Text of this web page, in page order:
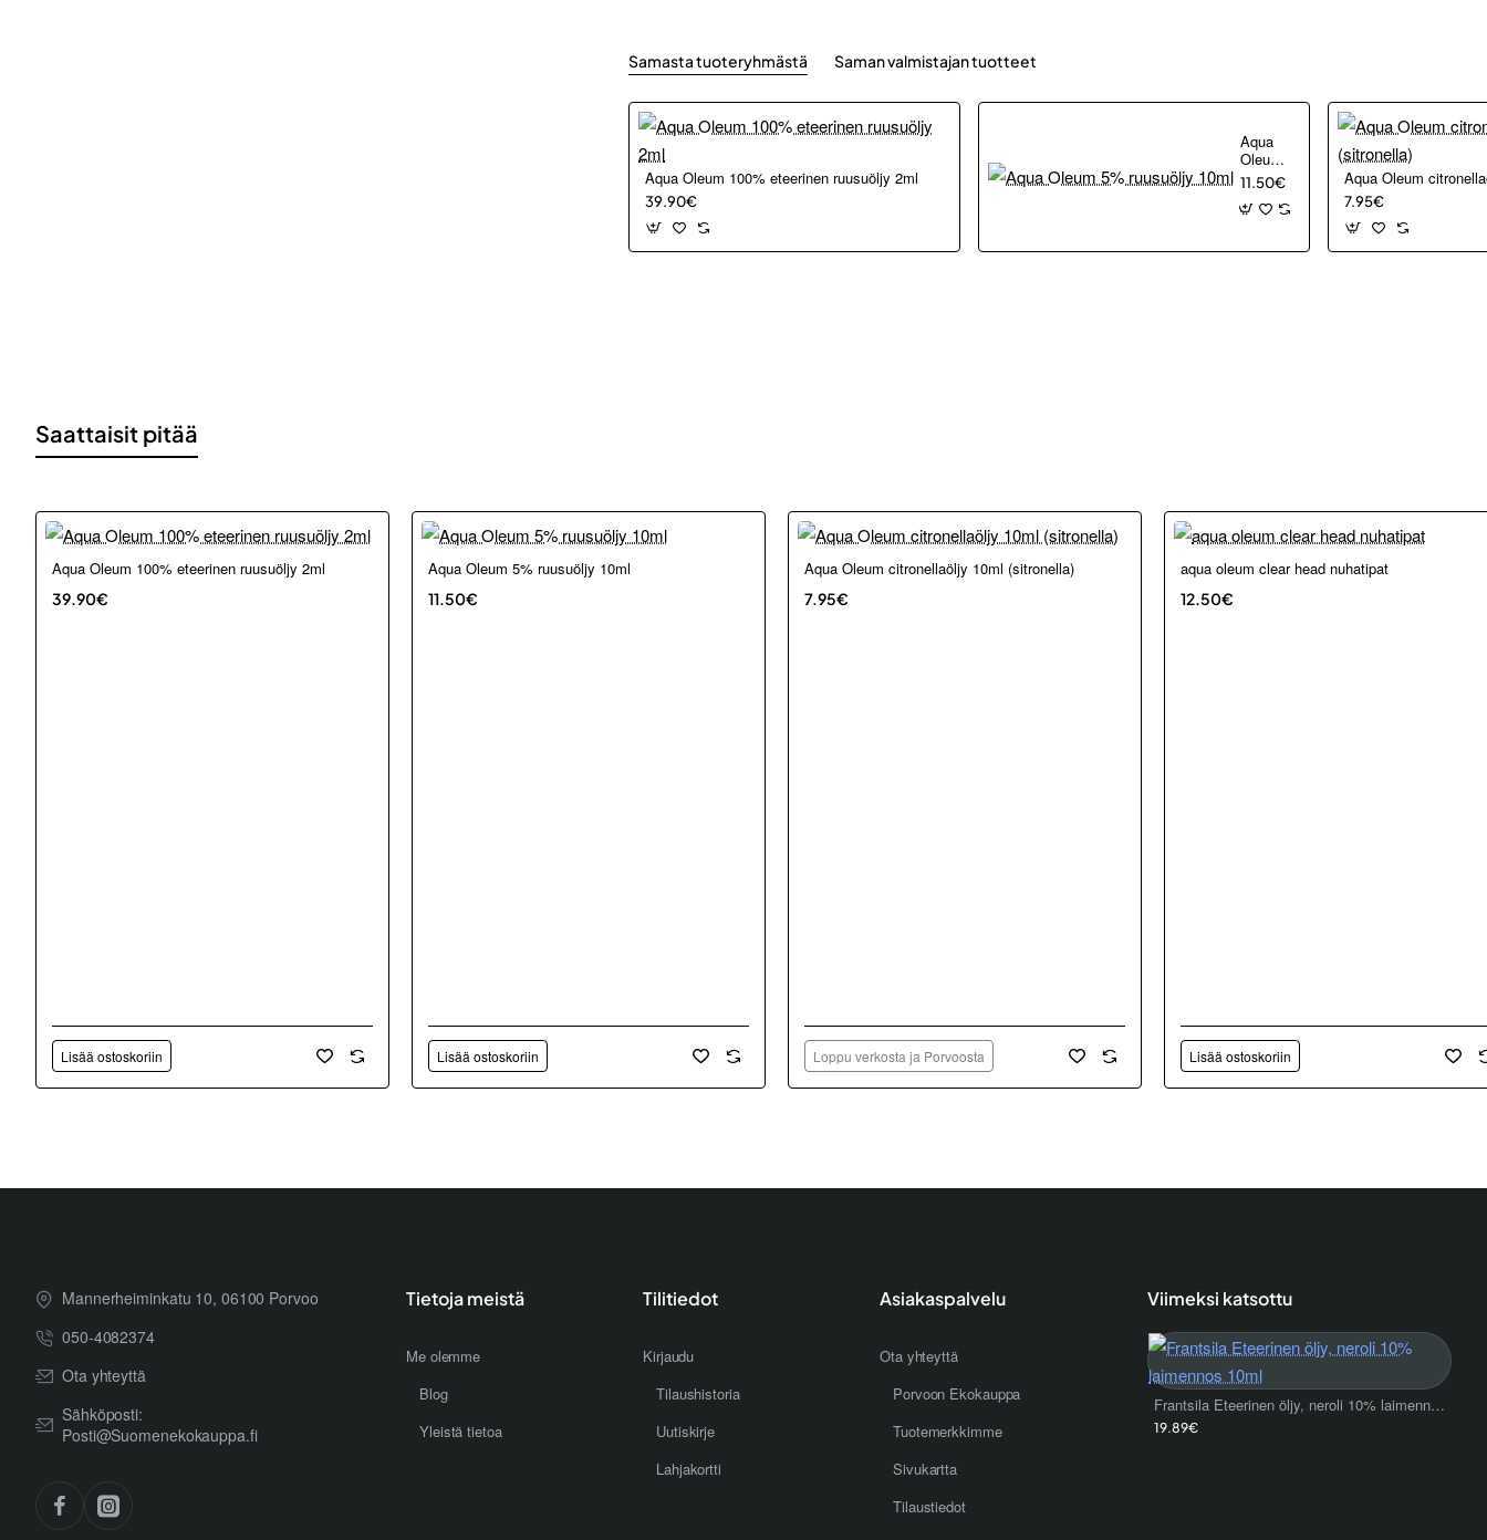
Samasta tuoteryhmästä Saman valmistajan tuotteet
Aqua Oleum 100% eteerinen ruusuöljy 2ml
39.90€
Aqua
Oleum
5%
ruusuöljy
10ml
11.50€ Aqua Oleum
7.95€
Saattaisit pitää
Aqua Oleum 100% eteerinen ruusuöljy 2ml
39.90€
Lisää ostoskoriin
Aqua Oleum 5% ruusuöljy 10ml
11.50€
Lisää ostoskoriin
Loppu verkosta ja Porvoosta
Aqua Oleum citronellaöljy 10ml (sitronella)
7.95€
Loppu verkosta ja Porvoosta
aqua oleum clear head nuhatipat
12.50€
Lisää ostoskoriin
Mannerheiminkatu 10, 06100 Porvoo
050-4082374
Ota yhteyttä
Sähköposti:
Posti@Suomenekokauppa.fi
Tietoja meistä
Me olemme
Blog
Yleistä tietoa
Tilitiedot
Kirjaudu
Tilaushistoria
Uutiskirje
Lahjakortti
Asiakaspalvelu
Ota yhteyttä
Porvoon Ekokauppa
Tuotemerkkimme
Sivukartta
Tilaustiedot
Viimeksi katsottu
Frantsila Eteerinen öljy, neroli 10% laimennos 10ml
19.89€